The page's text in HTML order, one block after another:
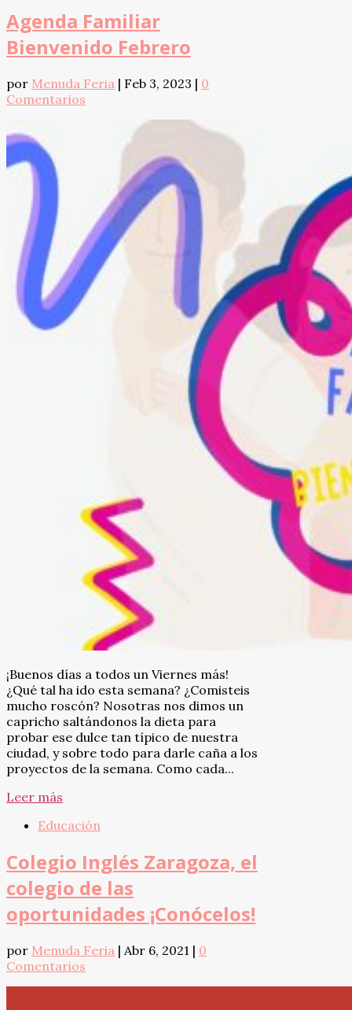
Agenda Familiar
Bienvenido Febrero
por Menuda Feria | Feb 3, 2023 | 0
Comentarios
¡Buenos días a todos un Viernes más!
¿Qué tal ha ido esta semana? ¿Comisteis
mucho roscón? Nosotras nos dimos un
capricho saltándonos la dieta para
probar ese dulce tan típico de nuestra
ciudad, y sobre todo para darle caña a los
proyectos de la semana. Como cada...
Leer más
Educación
Colegio Inglés Zaragoza, el
colegio de las
oportunidades ¡Conócelos!
por Menuda Feria | Abr 6, 2021 | 0
Comentarios